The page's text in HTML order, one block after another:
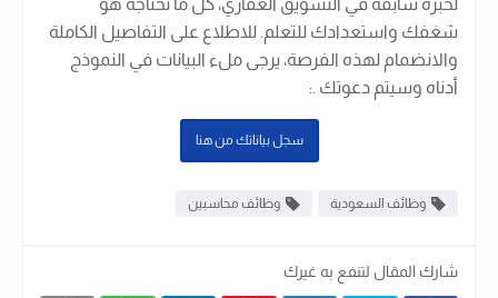
شغفك واستعدادك للتعلم. للاطلاع على التفاصيل الكاملة
والانضمام لهذه الفرصة، يرجى ملء البيانات في النموذج
أدناه وسيتم دعوتك .:
سجل بياناتك من هنا
وظائف السعودية وظائف محاسبين
شارك المقال لتنفع به غيرك